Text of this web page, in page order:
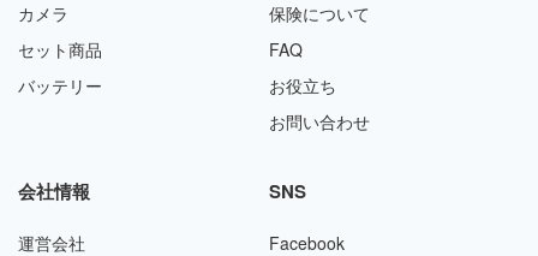
カメラ
セット商品
バッテリー
保険について
FAQ
お役立ち
お問い合わせ
会社情報
運営会社
SNS
Facebook